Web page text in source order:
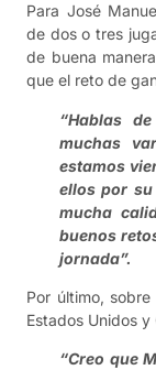
Para José
de dos o tres
de buena
que el reto de
“Hablas
muchas
estamos
ellos por
mucha
buenos
jornada”.
Por último,
Estados Unidos
“Creo que